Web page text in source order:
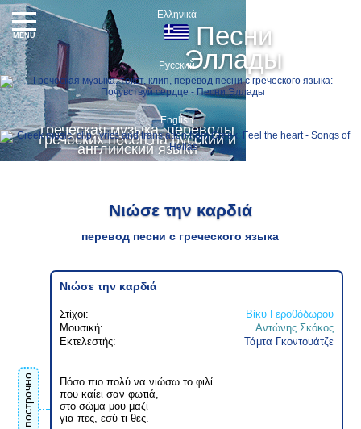
Песни
Эллады
греческая музыка, переводы
греческих песен на русский и
английский языки
Ελληνικά
Русский
English
MENU
Νιώσε την καρδιά
перевод песни с греческого языка
построчно
Νιώσε την καρδιά
Στίχοι:
Βίκυ Γεροθόδωρου
Μουσική:
Αντώνης Σκόκος
Εκτελεστής:
Τάμτα Γκοντουάτζε
Πόσο πιο πολύ να νιώσω το φιλί
που καίει σαν φωτιά,
στο σώμα μου μαζί
για πες, εσύ τι θες.